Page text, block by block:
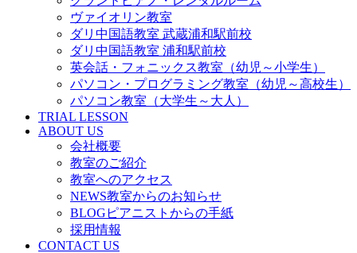
ヴァイオリン教室
ダリ中国語教室 武蔵浦和駅前校
ダリ中国語教室 浦和駅前校
英会話・フォニックス教室（幼児～小学生）
パソコン・プログラミング教室（幼児～高校生）
パソコン教室（大学生～大人）
TRIAL LESSON
ABOUT US
会社概要
教室のご紹介
教室へのアクセス
NEWS教室からのお知らせ
BLOGピアニストからの手紙
採用情報
CONTACT US